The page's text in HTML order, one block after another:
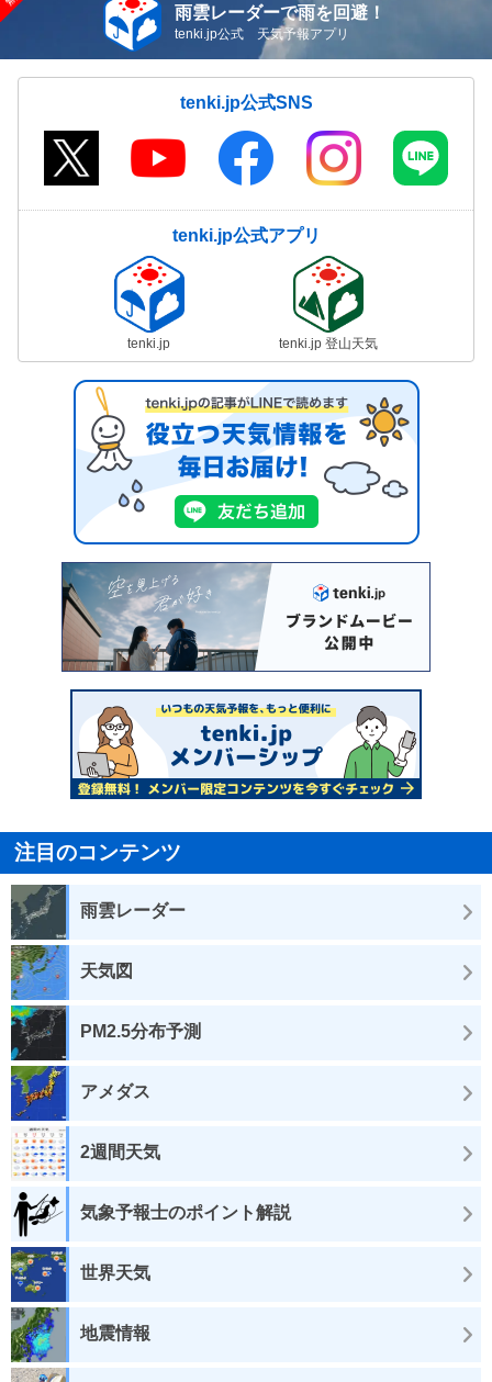
雨雲レーダーで雨を回避！
tenki.jp公式 天気予報アプリ
tenki.jp公式SNS
tenki.jp公式アプリ
tenki.jp tenki.jp 登山天気
注目のコンテンツ
雨雲レーダー
天気図
PM2.5分布予測
アメダス
2週間天気
気象予報士のポイント解説
世界天気
地震情報